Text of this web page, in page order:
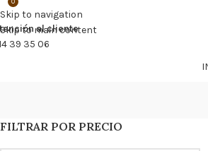
Skip to navigation
Skip to main content
PROMO NÁCAR DESDE 4'99 €
al cliente
39 35 06
FILTRAR POR PRECIO
0